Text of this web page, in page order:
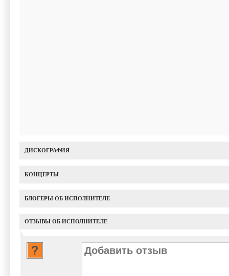
ДИСКОГРАФИЯ
КОНЦЕРТЫ
БЛОГЕРЫ ОБ ИСПОЛНИТЕЛЕ
ОТЗЫВЫ ОБ ИСПОЛНИТЕЛЕ